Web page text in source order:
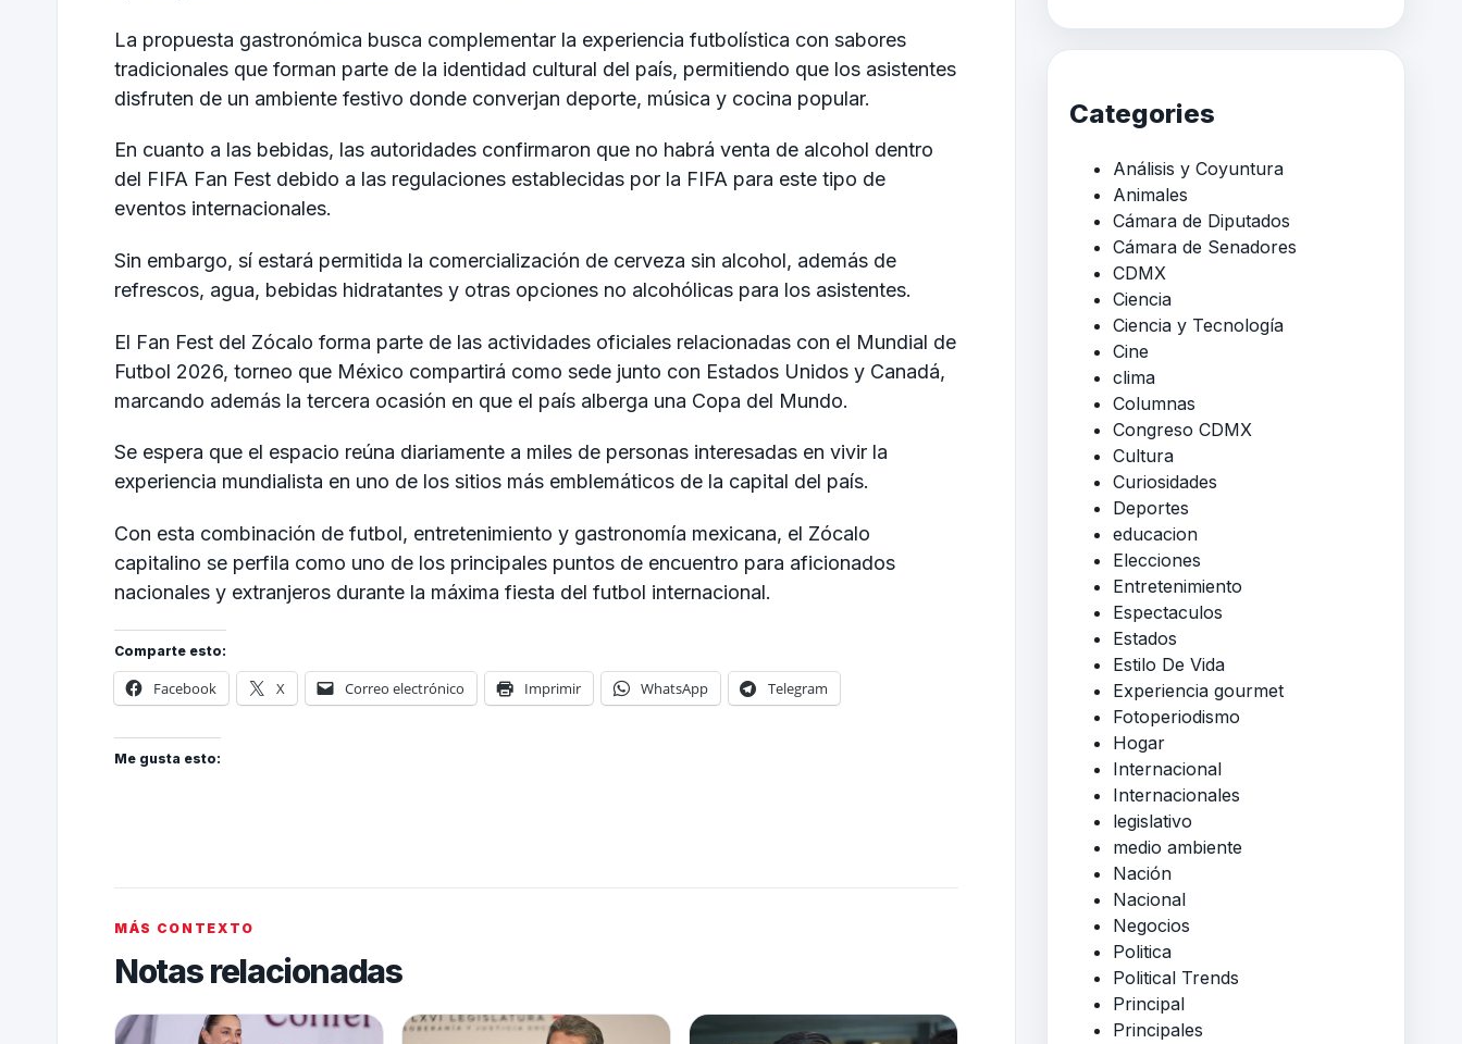
La propuesta gastronómica busca complementar la experiencia futbolística con sabores
tradicionales que forman parte de la identidad cultural del país, permitiendo que los asistentes
disfruten de un ambiente festivo donde converjan deporte, música y cocina popular.
En cuanto a las bebidas, las autoridades confirmaron que no habrá venta de alcohol dentro
del FIFA Fan Fest debido a las regulaciones establecidas por la FIFA para este tipo de
eventos internacionales.
Sin embargo, sí estará permitida la comercialización de cerveza sin alcohol, además de
refrescos, agua, bebidas hidratantes y otras opciones no alcohólicas para los asistentes.
El Fan Fest del Zócalo forma parte de las actividades oficiales relacionadas con el Mundial de
Futbol 2026, torneo que México compartirá como sede junto con Estados Unidos y Canadá,
marcando además la tercera ocasión en que el país alberga una Copa del Mundo.
Se espera que el espacio reúna diariamente a miles de personas interesadas en vivir la
experiencia mundialista en uno de los sitios más emblemáticos de la capital del país.
Con esta combinación de futbol, entretenimiento y gastronomía mexicana, el Zócalo
capitalino se perfila como uno de los principales puntos de encuentro para aficionados
nacionales y extranjeros durante la máxima fiesta del futbol internacional.
Comparte esto:
Facebook X Correo electrónico Imprimir WhatsApp Telegram
Me gusta esto:
MÁS CONTEXTO
Notas relacionadas
Categories
Análisis y Coyuntura
Animales
Cámara de Diputados
Cámara de Senadores
CDMX
Ciencia
Ciencia y Tecnología
Cine
clima
Columnas
Congreso CDMX
Cultura
Curiosidades
Deportes
educacion
Elecciones
Entretenimiento
Espectaculos
Estados
Estilo De Vida
Experiencia gourmet
Fotoperiodismo
Hogar
Internacional
Internacionales
legislativo
medio ambiente
Nación
Nacional
Negocios
Politica
Political Trends
Principal
Principales